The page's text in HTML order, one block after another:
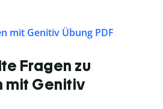
mit Genitiv Übung PDF
Fragen zu
mit Genitiv